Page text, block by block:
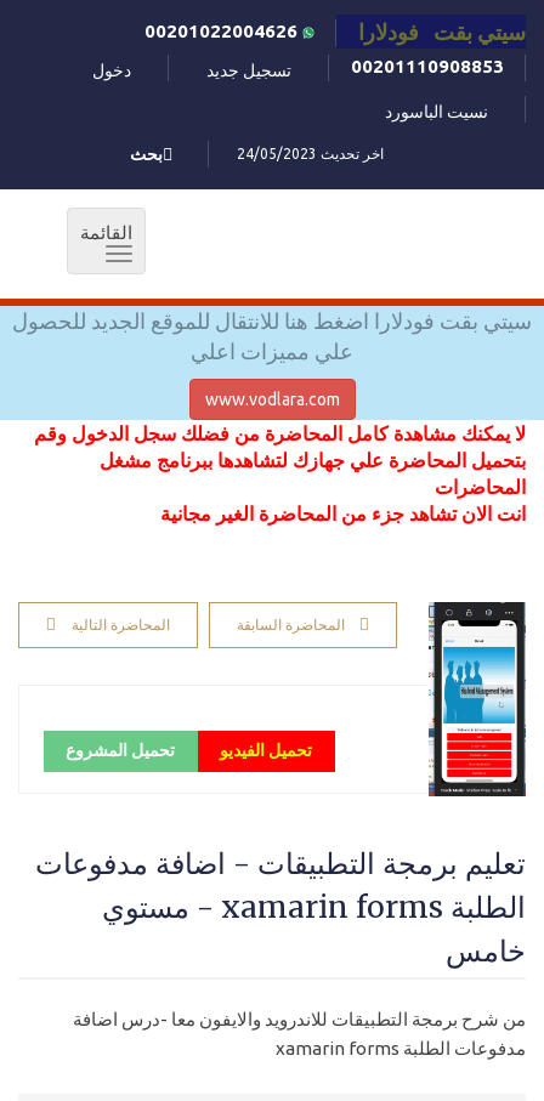
سيتي بقت فودلارا
00201110908853
تسجيل جديد دخول
نسيت الباسورد
اخر تحديث 24/05/2023 بحث
القائمة
Toggle
سيتي بقت فودلارا اضغط هنا للانتقال للموقع الجديد للحصول
علي مميزات اعلي
www.vodlara.com
لا يمكنك مشاهدة كامل المحاضرة من فضلك سجل الدخول وقم
بتحميل المحاضرة علي جهازك لتشاهدها ببرنامج مشغل
المحاضرات
انت الان تشاهد جزء من المحاضرة الغير مجانية
المحاضرة السابقة المحاضرة التالية
تحميل المشروع تحميل الفيديو
تعليم برمجة التطبيقات - اضافة مدفوعات
الطلبة xamarin forms - مستوي
خامس
من شرح برمجة التطبيقات للاندرويد والايفون معا -درس اضافة
مدفوعات الطلبة xamarin forms